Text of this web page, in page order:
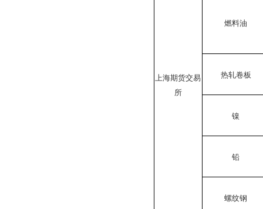
上海期货交易
所
燃料油
热轧卷板
镍
铅
螺纹钢